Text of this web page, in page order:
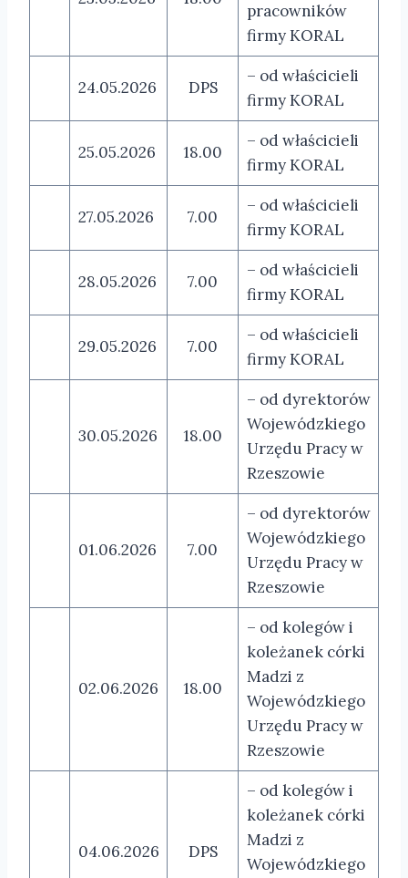
pracowników
firmy KORAL
24.05.2026 DPS
– od właścicieli
firmy KORAL
25.05.2026 18.00
– od właścicieli
firmy KORAL
27.05.2026 7.00
– od właścicieli
firmy KORAL
28.05.2026 7.00
– od właścicieli
firmy KORAL
29.05.2026 7.00
– od właścicieli
firmy KORAL
30.05.2026 18.00
– od dyrektorów
Wojewódzkiego
Urzędu Pracy w
Rzeszowie
01.06.2026 7.00
– od dyrektorów
Wojewódzkiego
Urzędu Pracy w
Rzeszowie
02.06.2026 18.00
– od kolegów i
koleżanek córki
Madzi z
Wojewódzkiego
Urzędu Pracy w
Rzeszowie
04.06.2026 DPS
– od kolegów i
koleżanek córki
Madzi z
Wojewódzkiego